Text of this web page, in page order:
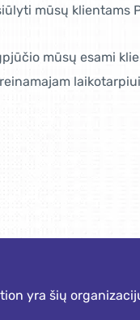
mūsų klientams
mūsų esami
yra šių